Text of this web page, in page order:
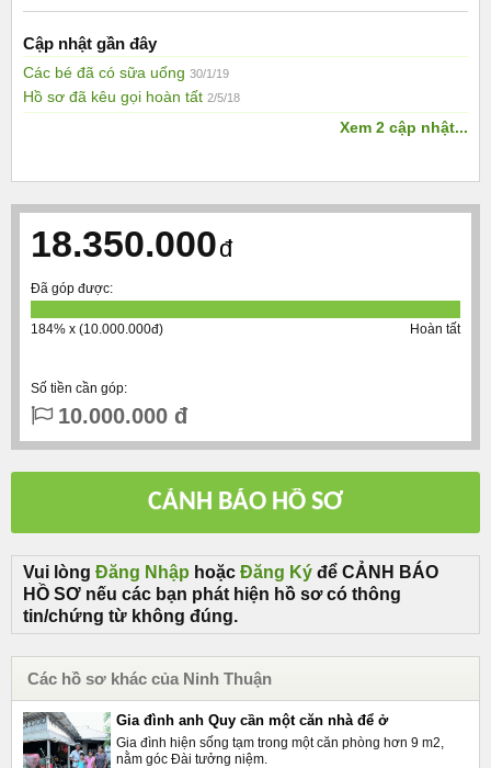
Cập nhật gần đây
Các bé đã có sữa uống 30/1/19
Hồ sơ đã kêu gọi hoàn tất 2/5/18
Xem 2 cập nhật...
18.350.000đ
Đã góp được:
184% x (10.000.000đ) Hoàn tất
Số tiền cần góp:
10.000.000 đ
Vui lòng Đăng Nhập hoặc Đăng Ký để CẢNH BÁO
HỒ SƠ nếu các bạn phát hiện hồ sơ có thông
tin/chứng từ không đúng.
Các hồ sơ khác của Ninh Thuận
Gia đình anh Quy cần một căn nhà để ở
Gia đình hiện sống tạm trong một căn phòng hơn 9 m2,
nằm góc Đài tưởng niệm.